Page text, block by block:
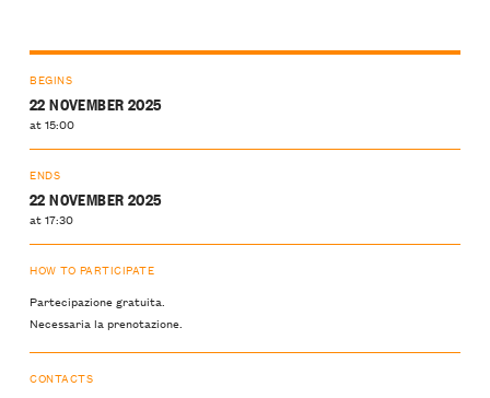
BEGINS
22 NOVEMBER 2025
at 15:00
ENDS
22 NOVEMBER 2025
at 17:30
HOW TO PARTICIPATE
Partecipazione gratuita.
Necessaria la prenotazione.
CONTACTS